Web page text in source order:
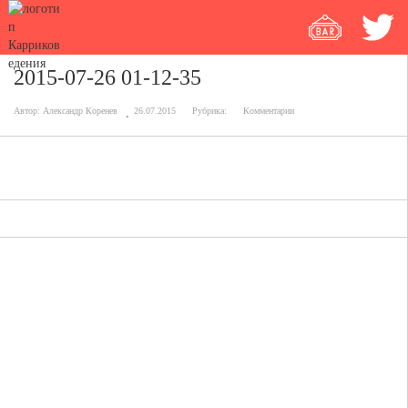
2015-07-26 01-12-35
Автор: Александр Коренев 26.07.2015 Рубрика: Комментарии